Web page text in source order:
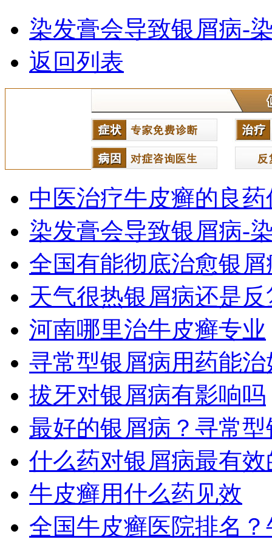
染发膏会导致银屑病-
返回列表
中医治疗牛皮癣的良药
染发膏会导致银屑病-
全国有能彻底治愈银
天气很热银屑病还是反
河南哪里治牛皮癣专业
寻常型银屑病用药能治
拔牙对银屑病有影响吗
最好的银屑病？寻常
什么药对银屑病最有
牛皮癣用什么药见效
全国牛皮癣医院排名